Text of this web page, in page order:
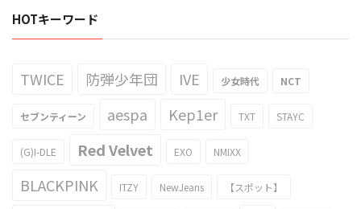
HOTキーワード
TWICE 防弾少年団 IVE 少女時代 NCT
セブンティーン aespa Kep1er TXT STAYC
(G)I-DLE Red Velvet EXO NMIXX
BLACKPINK ITZY NewJeans 【スポット】